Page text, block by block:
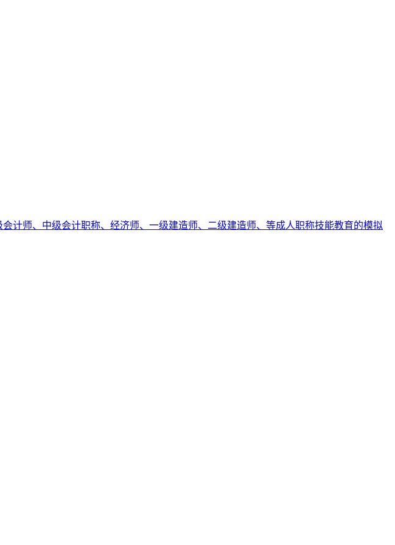
计师、中级会计职称、经济师、一级建造师、二级建造师、等成人职称技能教育的模拟